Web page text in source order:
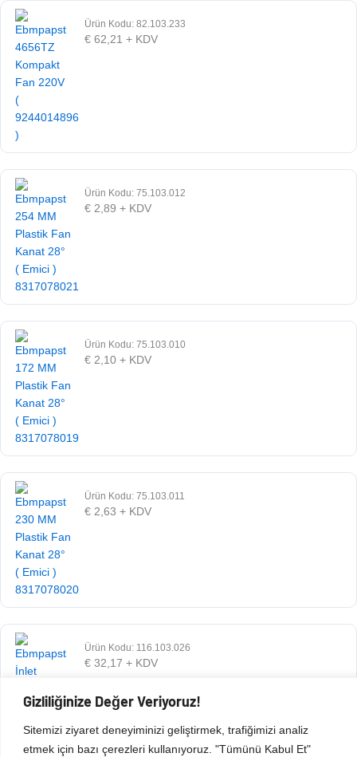
Gizliliğinize Değer Veriyoruz!
Sitemizi ziyaret deneyiminizi geliştirmek, trafiğimizi analiz
etmek için bazı çerezleri kullanıyoruz. "Tümünü Kabul Et"
Ürün Kodu: 82.103.233
€ 62,21 + KDV
Ürün Kodu: 75.103.012
€ 2,89 + KDV
Ürün Kodu: 75.103.010
€ 2,10 + KDV
Ürün Kodu: 75.103.011
€ 2,63 + KDV
Ürün Kodu: 116.103.026
€ 32,17 + KDV